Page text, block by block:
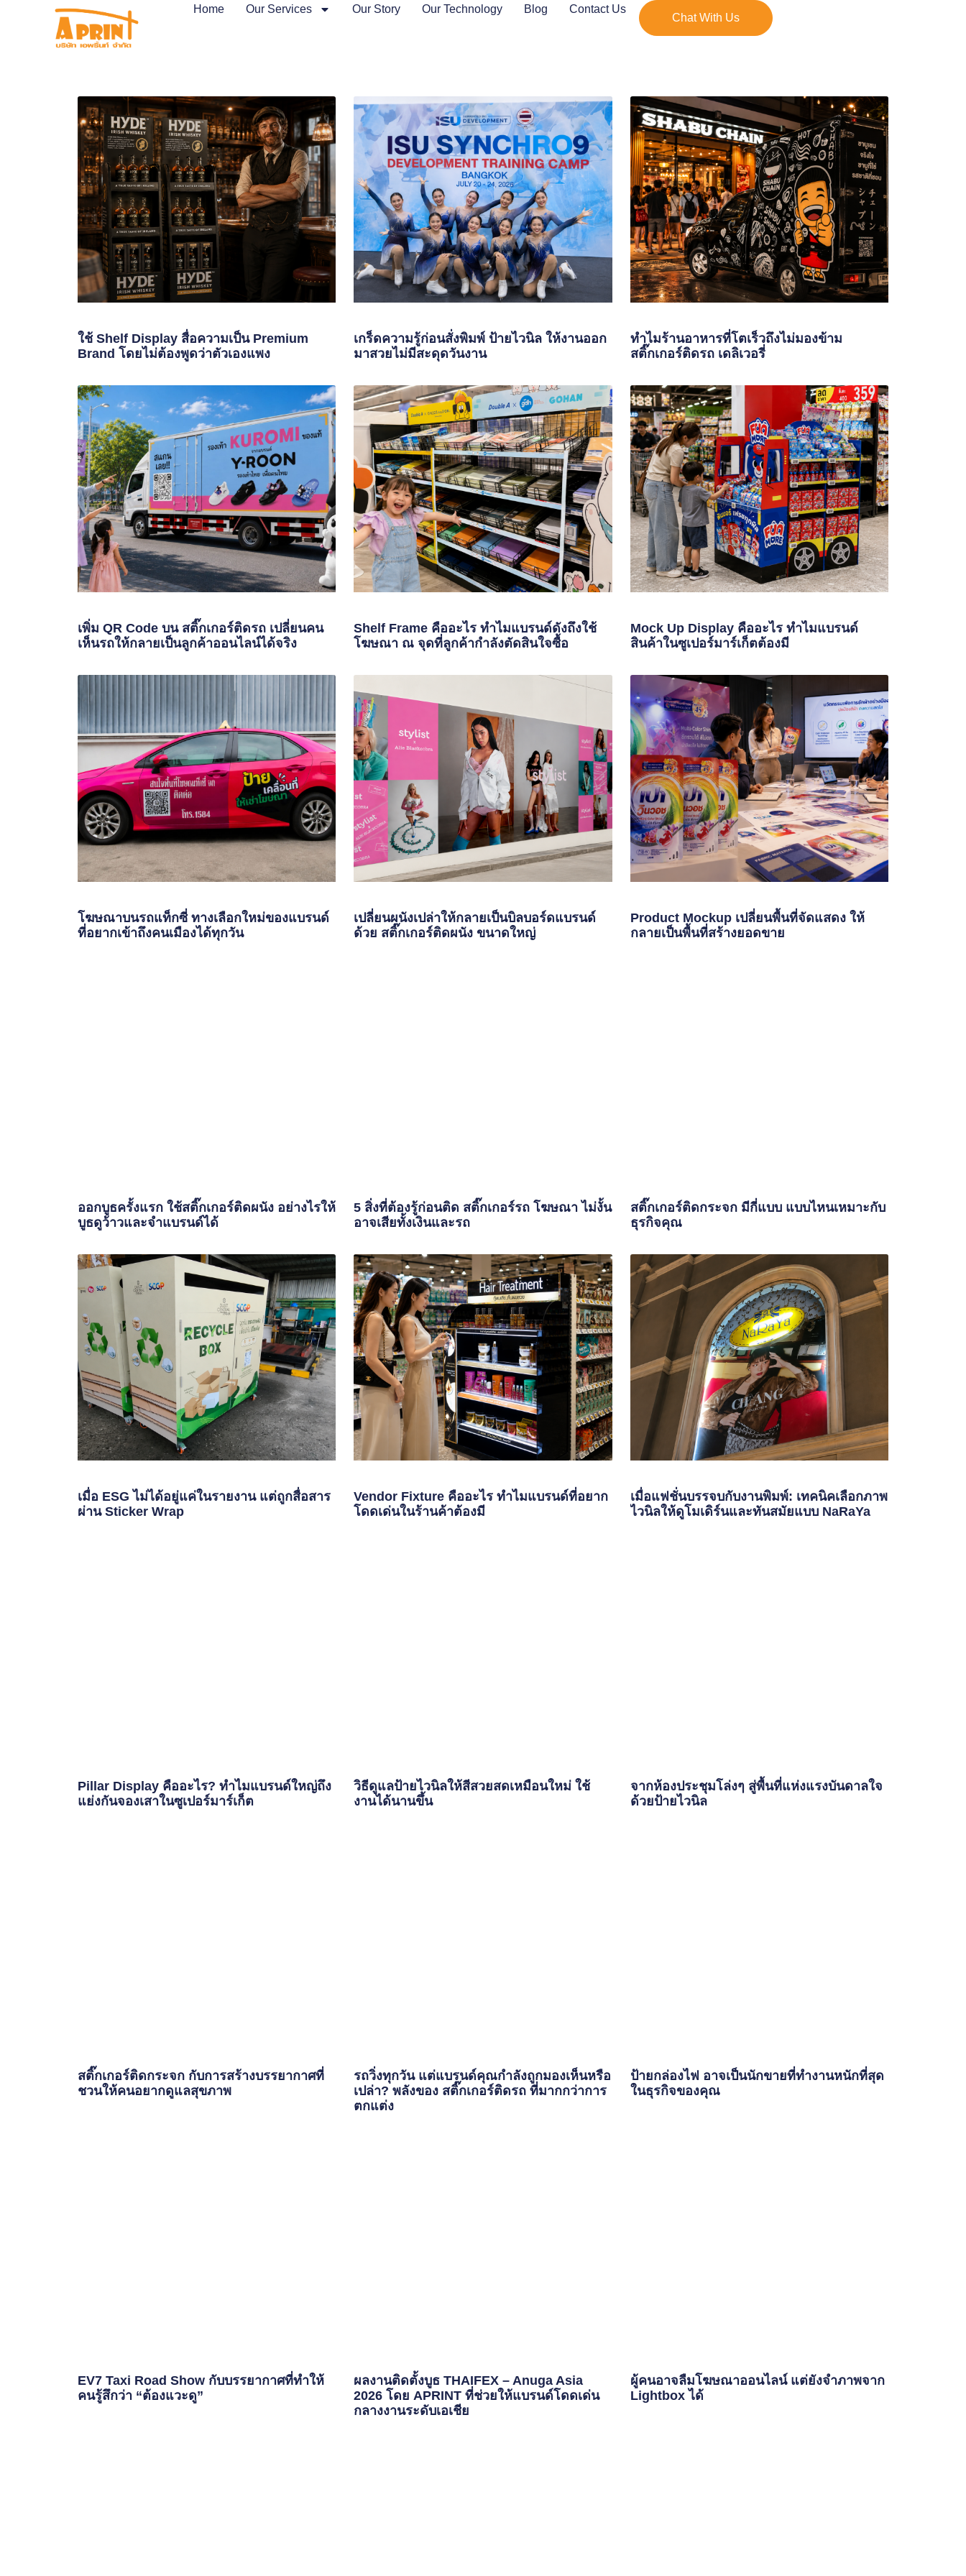
Home Our Services Our Story Our Technology Blog Contact Us
Chat With Us
ใช้ Shelf Display สื่อความเป็น Premium
Brand โดยไม่ต้องพูดว่าตัวเองแพง
เกร็ดความรู้ก่อนสั่งพิมพ์ ป้ายไวนิล ให้งานออก
มาสวยไม่มีสะดุดวันงาน
ทำไมร้านอาหารที่โตเร็วถึงไม่มองข้าม
สติ๊กเกอร์ติดรถ เดลิเวอรี่
เพิ่ม QR Code บน สติ๊กเกอร์ติดรถ เปลี่ยนคน
เห็นรถให้กลายเป็นลูกค้าออนไลน์ได้จริง
Shelf Frame คืออะไร ทำไมแบรนด์ดังถึงใช้
โฆษณา ณ จุดที่ลูกค้ากำลังตัดสินใจซื้อ
Mock Up Display คืออะไร ทำไมแบรนด์
สินค้าในซูเปอร์มาร์เก็ตต้องมี
โฆษณาบนรถแท็กซี่ ทางเลือกใหม่ของแบรนด์
ที่อยากเข้าถึงคนเมืองได้ทุกวัน
เปลี่ยนผนังเปล่าให้กลายเป็นบิลบอร์ดแบรนด์
ด้วย สติ๊กเกอร์ติดผนัง ขนาดใหญ่
Product Mockup เปลี่ยนพื้นที่จัดแสดง ให้
กลายเป็นพื้นที่สร้างยอดขาย
ออกบูธครั้งแรก ใช้สติ๊กเกอร์ติดผนัง อย่างไรให้
บูธดูว้าวและจำแบรนด์ได้
5 สิ่งที่ต้องรู้ก่อนติด สติ๊กเกอร์รถ โฆษณา ไม่งั้น
อาจเสียทั้งเงินและรถ
สติ๊กเกอร์ติดกระจก มีกี่แบบ แบบไหนเหมาะกับ
ธุรกิจคุณ
เมื่อ ESG ไม่ได้อยู่แค่ในรายงาน แต่ถูกสื่อสาร
ผ่าน Sticker Wrap
Vendor Fixture คืออะไร ทำไมแบรนด์ที่อยาก
โดดเด่นในร้านค้าต้องมี
เมื่อแฟชั่นบรรจบกับงานพิมพ์: เทคนิคเลือกภาพ
ไวนิลให้ดูโมเดิร์นและทันสมัยแบบ NaRaYa
Pillar Display คืออะไร? ทำไมแบรนด์ใหญ่ถึง
แย่งกันจองเสาในซูเปอร์มาร์เก็ต
วิธีดูแลป้ายไวนิลให้สีสวยสดเหมือนใหม่ ใช้
งานได้นานขึ้น
จากห้องประชุมโล่งๆ สู่พื้นที่แห่งแรงบันดาลใจ
ด้วยป้ายไวนิล
สติ๊กเกอร์ติดกระจก กับการสร้างบรรยากาศที่
ชวนให้คนอยากดูแลสุขภาพ
รถวิ่งทุกวัน แต่แบรนด์คุณกำลังถูกมองเห็นหรือ
เปล่า? พลังของ สติ๊กเกอร์ติดรถ ที่มากกว่าการ
ตกแต่ง
ป้ายกล่องไฟ อาจเป็นนักขายที่ทำงานหนักที่สุด
ในธุรกิจของคุณ
EV7 Taxi Road Show กับบรรยากาศที่ทำให้
คนรู้สึกว่า “ต้องแวะดู”
ผลงานติดตั้งบูธ THAIFEX – Anuga Asia
2026 โดย APRINT ที่ช่วยให้แบรนด์โดดเด่น
กลางงานระดับเอเชีย
ผู้คนอาจลืมโฆษณาออนไลน์ แต่ยังจำภาพจาก
Lightbox ได้